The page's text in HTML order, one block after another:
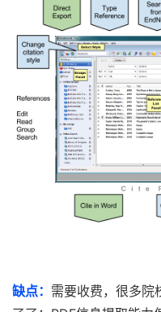
缺点： 需要收费，很多院